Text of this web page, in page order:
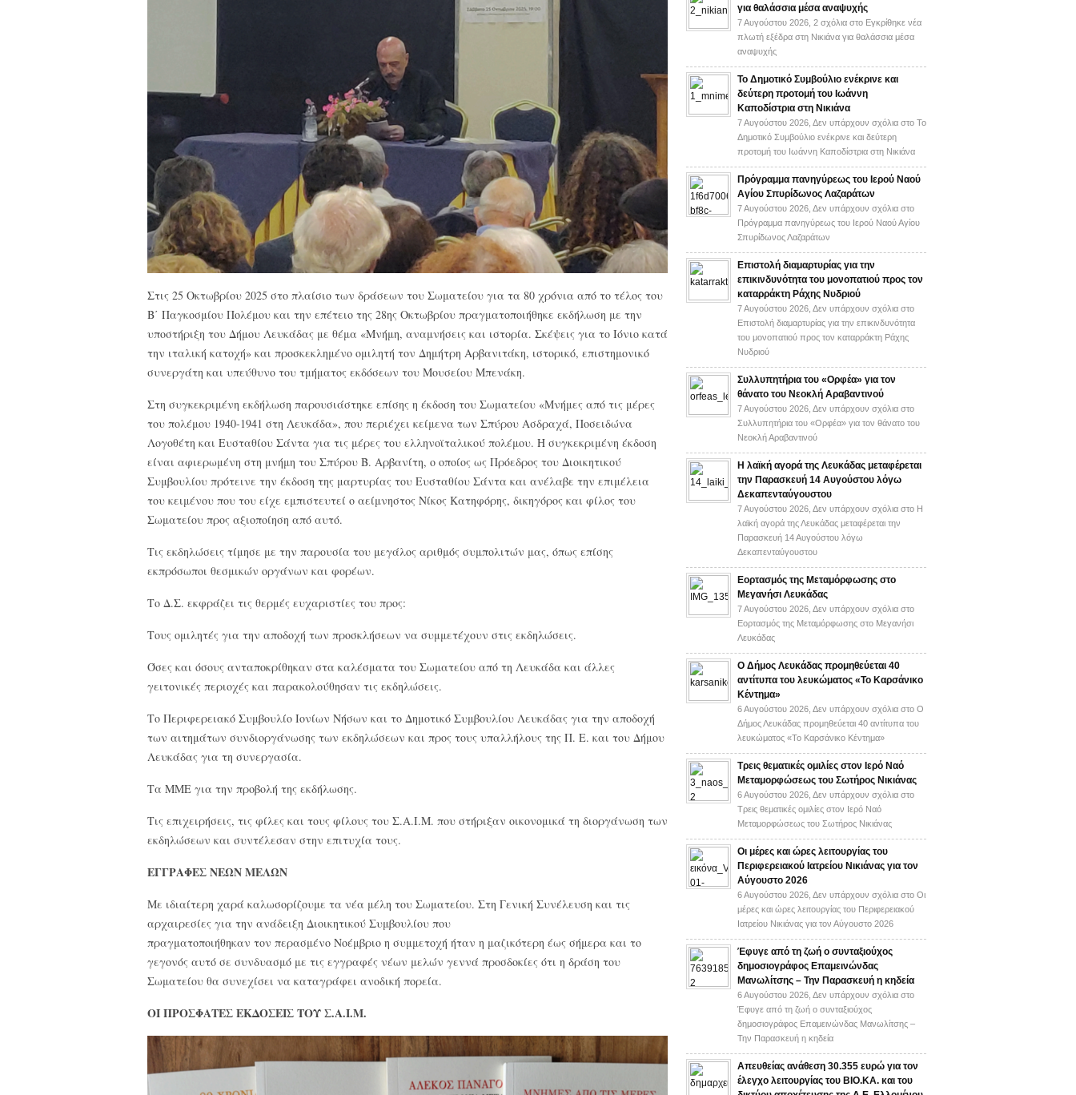
Στις 25 Οκτωβρίου 2025 στο πλαίσιο των δράσεων του Σωματείου για τα 80 χρόνια από το τέλος του
Β΄ Παγκοσμίου Πολέμου και την επέτειο της 28ης Οκτωβρίου πραγματοποιήθηκε εκδήλωση με την
υποστήριξη του Δήμου Λευκάδας με θέμα «Μνήμη, αναμνήσεις και ιστορία. Σκέψεις για το Ιόνιο κατά
την ιταλική κατοχή» και προσκεκλημένο ομιλητή τον Δημήτρη Αρβανιτάκη, ιστορικό, επιστημονικό
συνεργάτη και υπεύθυνο του τμήματος εκδόσεων του Μουσείου Μπενάκη.
Στη συγκεκριμένη εκδήλωση παρουσιάστηκε επίσης η έκδοση του Σωματείου «Μνήμες από τις μέρες
του πολέμου 1940-1941 στη Λευκάδα», που περιέχει κείμενα των Σπύρου Ασδραχά, Ποσειδώνα
Λογοθέτη και Ευσταθίου Σάντα για τις μέρες του ελληνοϊταλικού πολέμου. Η συγκεκριμένη έκδοση
είναι αφιερωμένη στη μνήμη του Σπύρου Β. Αρβανίτη, ο οποίος ως Πρόεδρος του Διοικητικού
Συμβουλίου πρότεινε την έκδοση της μαρτυρίας του Ευσταθίου Σάντα και ανέλαβε την επιμέλεια
του κειμένου που του είχε εμπιστευτεί ο αείμνηστος Νίκος Κατηφόρης, δικηγόρος και φίλος του
Σωματείου προς αξιοποίηση από αυτό.
Τις εκδηλώσεις τίμησε με την παρουσία του μεγάλος αριθμός συμπολιτών μας, όπως επίσης
εκπρόσωποι θεσμικών οργάνων και φορέων.
Το Δ.Σ. εκφράζει τις θερμές ευχαριστίες του προς:
Τους ομιλητές για την αποδοχή των προσκλήσεων να συμμετέχουν στις εκδηλώσεις.
Όσες και όσους ανταποκρίθηκαν στα καλέσματα του Σωματείου από τη Λευκάδα και άλλες
γειτονικές περιοχές και παρακολούθησαν τις εκδηλώσεις.
Το Περιφερειακό Συμβουλίο Ιονίων Νήσων και το Δημοτικό Συμβουλίου Λευκάδας για την αποδοχή
των αιτημάτων συνδιοργάνωσης των εκδηλώσεων και προς τους υπαλλήλους της Π. Ε. και του Δήμου
Λευκάδας για τη συνεργασία.
Τα ΜΜΕ για την προβολή της εκδήλωσης.
Τις επιχειρήσεις, τις φίλες και τους φίλους του Σ.Α.Ι.Μ. που στήριξαν οικονομικά τη διοργάνωση των
εκδηλώσεων και συντέλεσαν στην επιτυχία τους.
ΕΓΓΡΑΦΕΣ ΝΕΩΝ ΜΕΛΩΝ
Με ιδιαίτερη χαρά καλωσορίζουμε τα νέα μέλη του Σωματείου. Στη Γενική Συνέλευση και τις
αρχαιρεσίες για την ανάδειξη Διοικητικού Συμβουλίου που
πραγματοποιήθηκαν τον περασμένο Νοέμβριο η συμμετοχή ήταν η μαζικότερη έως σήμερα και το
γεγονός αυτό σε συνδυασμό με τις εγγραφές νέων μελών γεννά προσδοκίες ότι η δράση του
Σωματείου θα συνεχίσει να καταγράφει ανοδική πορεία.
ΟΙ ΠΡΟΣΦΑΤΕΣ ΕΚΔΟΣΕΙΣ ΤΟΥ Σ.Α.Ι.Μ.
για θαλάσσια μέσα αναψυχής
7 Αυγούστου 2026, 2 σχόλια στο Εγκρίθηκε νέα
πλωτή εξέδρα στη Νικιάνα για θαλάσσια μέσα
αναψυχής
Το Δημοτικό Συμβούλιο ενέκρινε και
δεύτερη προτομή του Ιωάννη
Καποδίστρια στη Νικιάνα
7 Αυγούστου 2026, Δεν υπάρχουν σχόλια στο Το
Δημοτικό Συμβούλιο ενέκρινε και δεύτερη
προτομή του Ιωάννη Καποδίστρια στη Νικιάνα
Πρόγραμμα πανηγύρεως του Ιερού Ναού
Αγίου Σπυρίδωνος Λαζαράτων
7 Αυγούστου 2026, Δεν υπάρχουν σχόλια στο
Πρόγραμμα πανηγύρεως του Ιερού Ναού Αγίου
Σπυρίδωνος Λαζαράτων
Επιστολή διαμαρτυρίας για την
επικινδυνότητα του μονοπατιού προς τον
καταρράκτη Ράχης Νυδριού
7 Αυγούστου 2026, Δεν υπάρχουν σχόλια στο
Επιστολή διαμαρτυρίας για την επικινδυνότητα
του μονοπατιού προς τον καταρράκτη Ράχης
Νυδριού
Συλλυπητήρια του «Ορφέα» για τον
θάνατο του Νεοκλή Αραβαντινού
7 Αυγούστου 2026, Δεν υπάρχουν σχόλια στο
Συλλυπητήρια του «Ορφέα» για τον θάνατο του
Νεοκλή Αραβαντινού
Η λαϊκή αγορά της Λευκάδας μεταφέρεται
την Παρασκευή 14 Αυγούστου λόγω
Δεκαπενταύγουστου
7 Αυγούστου 2026, Δεν υπάρχουν σχόλια στο Η
λαϊκή αγορά της Λευκάδας μεταφέρεται την
Παρασκευή 14 Αυγούστου λόγω
Δεκαπενταύγουστου
Εορτασμός της Μεταμόρφωσης στο
Μεγανήσι Λευκάδας
7 Αυγούστου 2026, Δεν υπάρχουν σχόλια στο
Εορτασμός της Μεταμόρφωσης στο Μεγανήσι
Λευκάδας
Ο Δήμος Λευκάδας προμηθεύεται 40
αντίτυπα του λευκώματος «Το Καρσάνικο
Κέντημα»
6 Αυγούστου 2026, Δεν υπάρχουν σχόλια στο Ο
Δήμος Λευκάδας προμηθεύεται 40 αντίτυπα του
λευκώματος «Το Καρσάνικο Κέντημα»
Τρεις θεματικές ομιλίες στον Ιερό Ναό
Μεταμορφώσεως του Σωτήρος Νικιάνας
6 Αυγούστου 2026, Δεν υπάρχουν σχόλια στο
Τρεις θεματικές ομιλίες στον Ιερό Ναό
Μεταμορφώσεως του Σωτήρος Νικιάνας
Οι μέρες και ώρες λειτουργίας του
Περιφερειακού Ιατρείου Νικιάνας για τον
Αύγουστο 2026
6 Αυγούστου 2026, Δεν υπάρχουν σχόλια στο Οι
μέρες και ώρες λειτουργίας του Περιφερειακού
Ιατρείου Νικιάνας για τον Αύγουστο 2026
Έφυγε από τη ζωή ο συνταξιούχος
δημοσιογράφος Επαμεινώνδας
Μανωλίτσης – Την Παρασκευή η κηδεία
6 Αυγούστου 2026, Δεν υπάρχουν σχόλια στο
Έφυγε από τη ζωή ο συνταξιούχος
δημοσιογράφος Επαμεινώνδας Μανωλίτσης –
Την Παρασκευή η κηδεία
Απευθείας ανάθεση 30.355 ευρώ για τον
έλεγχο λειτουργίας του ΒΙΟ.ΚΑ. και του